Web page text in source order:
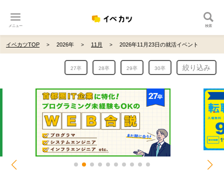
メニュー 検索
27卒 28卒 29卒 30卒 絞り込み
イベカツTOP 2026年 11月 2026年11月23日の就活イベント